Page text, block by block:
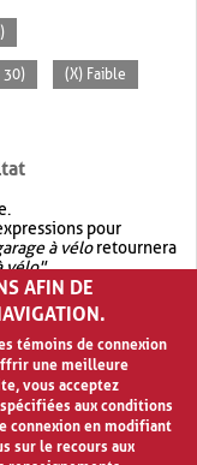
30) (X) Faible
pour
à véloretournera
vélo".
OR.garage OR vélo
garage à vélo
AFIN DE
témoins de connexion
une meilleure
vous acceptez
aux conditions
connexion en modifiant
sur le recours aux